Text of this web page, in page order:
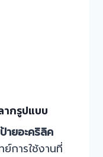
ากรูปแบบ
ป้ายอะคริลิค
การใช้งานที่